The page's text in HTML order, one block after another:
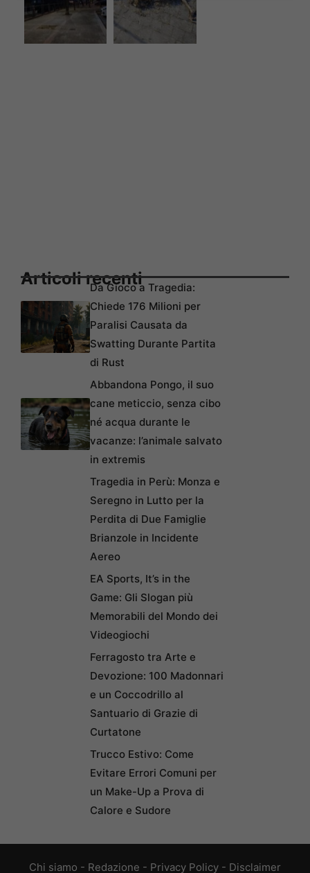
Articoli recentiDa Gioco a Tragedia:
Chiede 176 Milioni per
Paralisi Causata da
Swatting Durante Partita
di Rust
Abbandona Pongo, il suo
cane meticcio, senza cibo
né acqua durante le
vacanze: l’animale salvato
in extremis
Tragedia in Perù: Monza e
Seregno in Lutto per la
Perdita di Due Famiglie
Brianzole in Incidente
Aereo
EA Sports, It’s in the
Game: Gli Slogan più
Memorabili del Mondo dei
Videogiochi
Ferragosto tra Arte e
Devozione: 100 Madonnari
e un Coccodrillo al
Santuario di Grazie di
Curtatone
Trucco Estivo: Come
Evitare Errori Comuni per
un Make-Up a Prova di
Calore e Sudore
Chi siamo - Redazione - Privacy Policy - Disclaimer